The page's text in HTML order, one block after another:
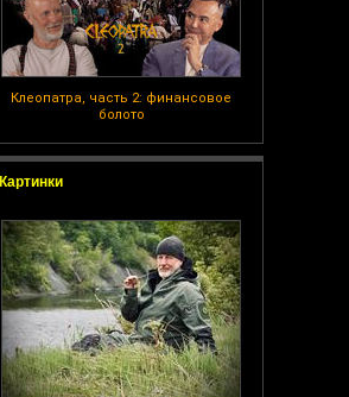
Клеопатра, часть 2: финансовое
болото
Картинки